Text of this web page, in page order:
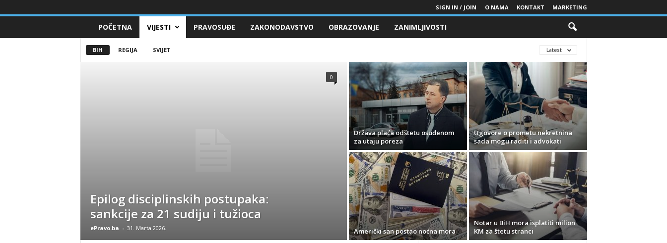
SIGN IN / JOIN O NAMA KONTAKT MARKETING
POČETNA VIJESTI PRAVOSUĐE ZAKONODAVSTVO OBRAZOVANJE ZANIMLJIVOSTI
BIH REGIJA SVIJET Latest
Epilog disciplinskih postupaka:
sankcije za 21 sudiju i tužioca
ePravo.ba - 31. Marta 2026.
0
Država plaća odštetu osuđenom
za utaju poreza
Ugovore o prometu nekretnina
sada mogu raditi i advokati
Američki san postao noćna mora
Notar u BiH mora isplatiti milion
KM za štetu stranci